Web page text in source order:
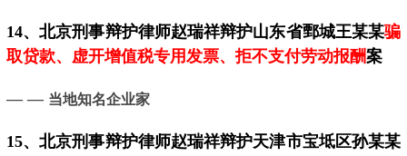
14、北京刑事辩护律师赵瑞祥辩护山东省鄄城王某某骗
取贷款、虚开增值税专用发票、拒不支付劳动报酬案
— — 当地知名企业家
15、北京刑事辩护律师赵瑞祥辩护天津市宝坻区孙某某